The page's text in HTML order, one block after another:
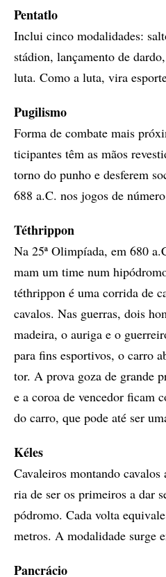
Pen­ta­tlo
In­clui cin­co mo­da­li­da­des:
stá­di­on, lan­ça­men­to de
luta. Como a luta, vira
Pu­gi­lis­mo
For­ma de com­ba­te mais
ti­ci­pan­tes têm as mãos
tor­no do pu­nho e des­fe­rem
688 a.C. nos jo­gos de
Téth­rip­pon
Na 25ª Olim­pí­a­da, em 680
mam um ti­me num
téth­rip­pon é uma cor­ri­da de
ca­va­los. Nas guer­ras, dois
ma­dei­ra, o au­ri­ga e o
para fins es­por­ti­vos, o car­ro
tor. A pro­­va goza de gran­de
e a co­roa de ven­ce­dor fi­cam
do car­ro, que pode até ser
Ké­les
Ca­va­lei­ros mon­tan­do
ria de ser os pri­mei­ros a dar
pó­dro­mo. Cada vol­ta
me­­tros. A mo­da­li­da­de sur­ge
Pan­crá­cio